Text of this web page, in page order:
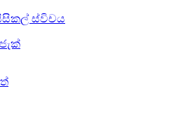
ස්විචය